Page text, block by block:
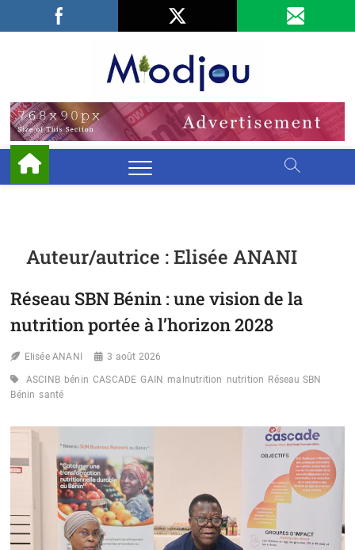
Facebook
LinkedIn
Auteur/autrice :Elisée ANANI
Réseau SBN Bénin : une vision de la
nutrition portée à l’horizon 2028
Elisée ANANI 3 août 2026
ASCINB bénin CASCADE GAIN malnutrition nutrition Réseau SBN
Bénin santé